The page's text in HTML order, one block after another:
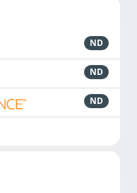
ND
ND
ND